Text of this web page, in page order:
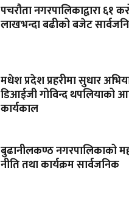
पचरौता नगरपालिकाद्वारा ६१
लाखभन्दा बढीको बजेट
मधेश प्रदेश प्रहरीमा सुधार
डिआईजी गोविन्द थपलियाको
कार्यकाल
बुढानीलकण्ठ नगरपालिकाको
नीति तथा कार्यक्रम सार्वजनिक